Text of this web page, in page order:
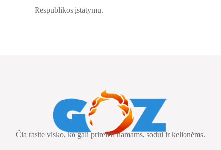
Respublikos įstatymų.
Čia rasite visko, ko gali prireikti namams, sodui ir kelionėms.